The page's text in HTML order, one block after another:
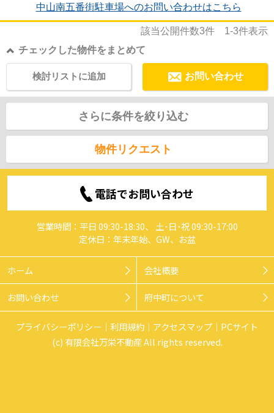
中山南五番街駐車場へのお問い合わせはこちら
該当公開件数3件 1-3件表示
チェックした物件をまとめて
お問い合わせ
検討リストに追加
さらに条件を絞り込む
物件リクエスト
電話でお問い合わせ
営業時間：平日 09:30-18:30、 土･日･祝 09:30-17:00
定休日：年末年始、GW、お盆
ホーム 会社概要
お問い合わせ 府中町について
プライバシーポリシー 利用規約 アクセスマップ
PCサイト
(c) 有限会社万栄不動産 All rights reserved.